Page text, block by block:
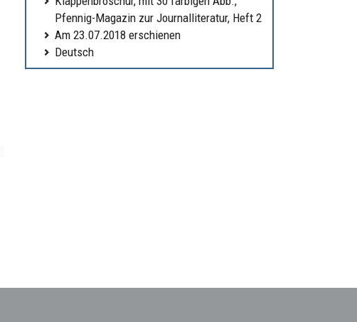
Pfennig-Magazin zur Journalliteratur, Heft 2
Am 23.07.2018 erschienen
Deutsch